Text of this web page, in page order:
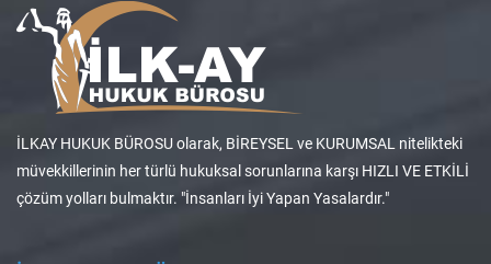
İLKAY HUKUK BÜROSU olarak, BİREYSEL ve KURUMSAL nitelikteki
müvekkillerinin her türlü hukuksal sorunlarına karşı HIZLI VE ETKİLİ
çözüm yolları bulmaktır. "İnsanları İyi Yapan Yasalardır."